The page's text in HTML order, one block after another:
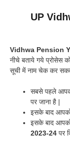
UP
Vidhwa Pension
नीचे बताये गये प्रोसेस
सूची में नाम चेक कर
सबसे पहले
पर जाना है |
इसके बाद
इसके बाद
2023-24 पर